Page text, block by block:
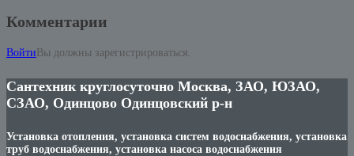
Комментарии
Войти Вы должны зарегистрироваться.
Сантехник круглосуточно Москва, ЗАО, ЮЗАО,
СЗАО, Одинцово Одинцовский р-н
Установка отопления, установка систем водоснабжения, установка
труб водоснабжения, установка насоса водоснабжения